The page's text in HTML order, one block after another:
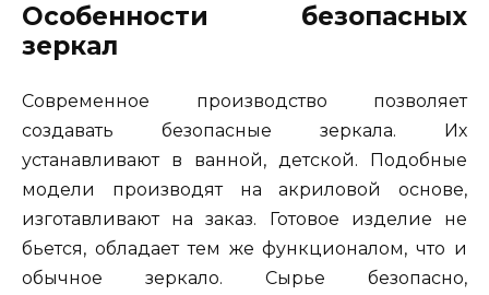
Особенности безопасных
зеркал
Современное производство позволяет
создавать безопасные зеркала. Их
устанавливают в ванной, детской. Подобные
модели производят на акриловой основе,
изготавливают на заказ. Готовое изделие не
бьется, обладает тем же функционалом, что и
обычное зеркало. Сырье безопасно,